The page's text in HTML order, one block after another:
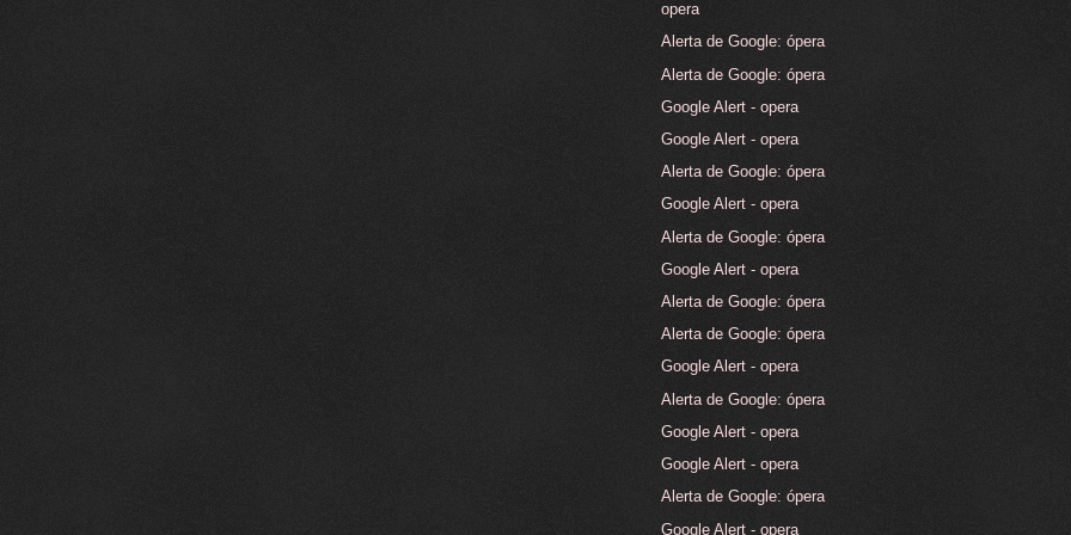
opera
Alerta de Google: ópera
Alerta de Google: ópera
Google Alert - opera
Google Alert - opera
Alerta de Google: ópera
Google Alert - opera
Alerta de Google: ópera
Google Alert - opera
Alerta de Google: ópera
Alerta de Google: ópera
Google Alert - opera
Alerta de Google: ópera
Google Alert - opera
Google Alert - opera
Alerta de Google: ópera
Google Alert - opera